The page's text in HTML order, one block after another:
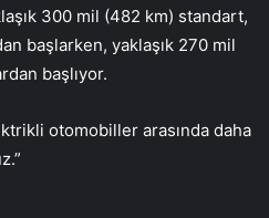
300 mil (482 km) standart,
başlarken, yaklaşık 270 mil
başlıyor.
otomobiller arasında daha